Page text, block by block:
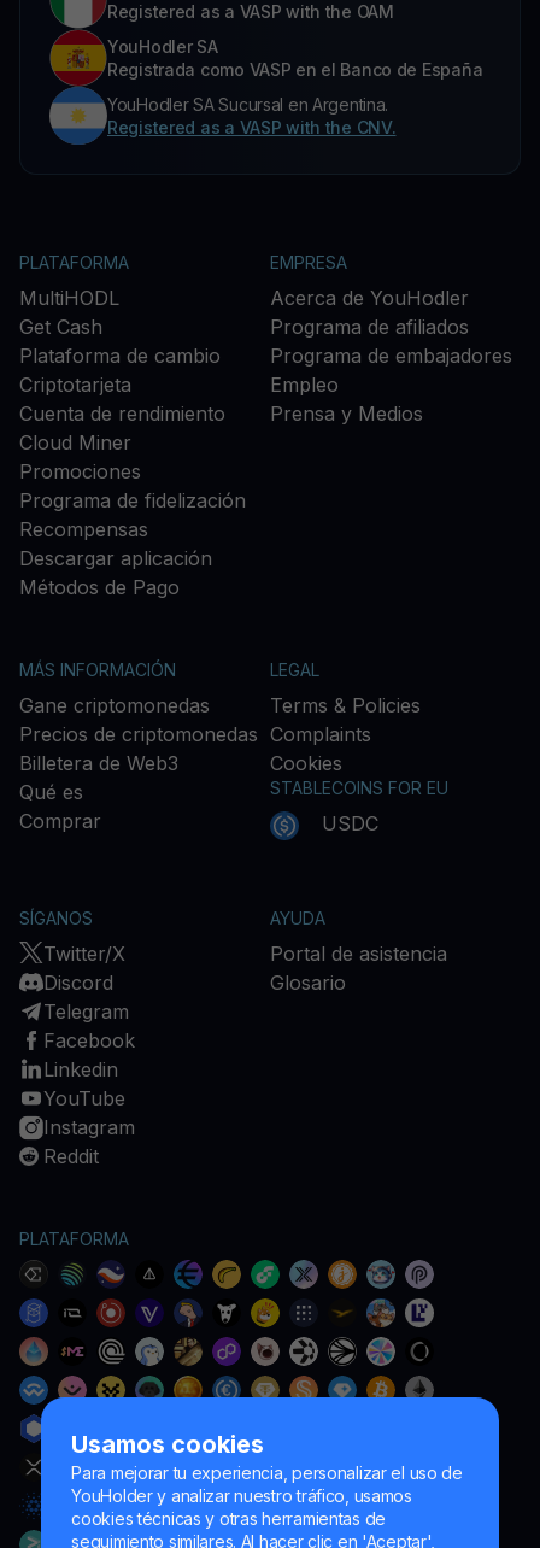
Usamos cookies
Para mejorar tu experiencia, personalizar el uso de
YouHolder y analizar nuestro tráfico, usamos
cookies técnicas y otras herramientas de
seguimiento similares. Al hacer clic en 'Aceptar',
Registered as a VASP with the OAM
YouHodler SA
Registrada como VASP en el Banco de España
YouHodler SA Sucursal en Argentina.
Registered as a VASP with the CNV.
PLATAFORMA
MultiHODL
Get Cash
Plataforma de cambio
Criptotarjeta
Cuenta de rendimiento
Cloud Miner
Promociones
Programa de fidelización
Recompensas
Descargar aplicación
Métodos de Pago
EMPRESA
Acerca de YouHodler
Programa de afiliados
Programa de embajadores
Empleo
Prensa y Medios
MÁS INFORMACIÓN
Gane criptomonedas
Precios de criptomonedas
Billetera de Web3
Qué es
Comprar
LEGAL
Terms & Policies
Complaints
Cookies
STABLECOINS FOR EU
USDC
SÍGANOS
Twitter/X
Discord
Telegram
Facebook
Linkedin
YouTube
Instagram
Reddit
AYUDA
Portal de asistencia
Glosario
PLATAFORMA